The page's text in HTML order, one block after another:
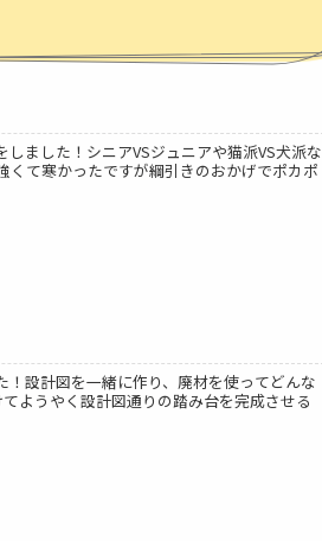
ました！シニアVSジュニアや猫派VS犬派な
て寒かったですが綱引きのおかげでポカポ
設計図を一緒に作り、廃材を使ってどんな
ようやく設計図通りの踏み台を完成させる